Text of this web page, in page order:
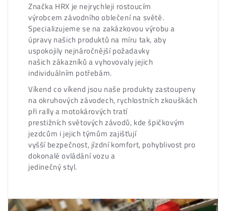
Značka HRX je nejrychleji rostoucím
výrobcem závodního oblečení na světě.
Specializujeme se na zakázkovou výrobu a
úpravy našich produktů na míru tak, aby
uspokojily nejnáročnější požadavky
našich zákazníků a vyhovovaly jejich
individuálním potřebám.
Víkend co víkend jsou naše produkty zastoupeny
na okruhových závodech, rychlostních zkouškách
při rally a motokárových tratí
prestižních světových závodů, kde špičkovým
jezdcům i jejich týmům zajišťují
vyšší bezpečnost, jízdní komfort, pohyblivost pro
dokonalé ovládání vozu a
jedinečný styl.